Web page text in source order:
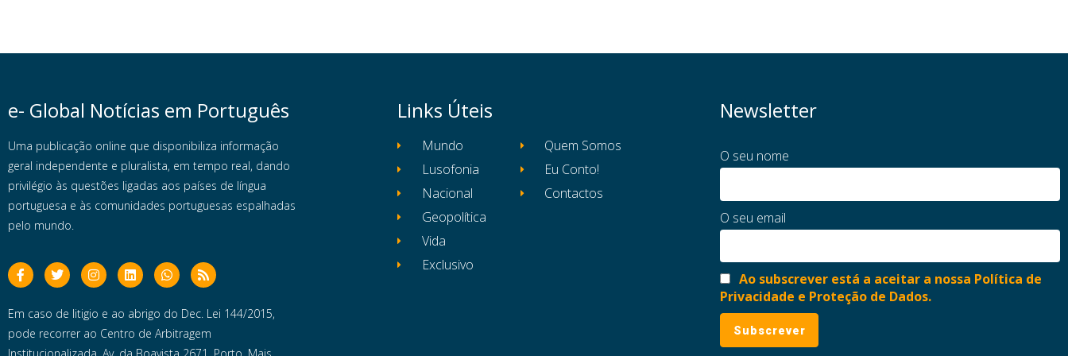
e- Global Notícias em Português
Uma publicação online que disponibiliza informação
geral independente e pluralista, em tempo real, dando
privilégio às questões ligadas aos países de língua
portuguesa e às comunidades portuguesas espalhadas
pelo mundo.
Em caso de litigio e ao abrigo do Dec. Lei 144/2015,
pode recorrer ao Centro de Arbitragem
Links Úteis
Mundo
Lusofonia
Nacional
Geopolítica
Vida
Exclusivo
Quem Somos
Eu Conto!
Contactos
Newsletter
O seu nome
O seu email
Ao subscrever está a aceitar a nossa Política de
Privacidade e Proteção de Dados.